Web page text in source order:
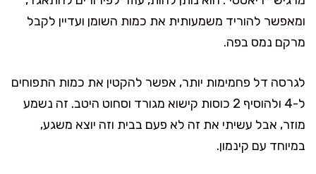
ומאפשר להוריד משמעותית את כמות השומן ועדיין לקבל
מרקם נמס בפה.
לגרסה דל פחמימות יותר, אפשר להקטין את כמות התפוחים
ל-4 ולהוסיף 2 כוסות קישוא מגורד וסחוט היטב. זה נשמע
מוזר, אבל עשיתי את זה לא פעם בבית וזה יוצא משגע,
במיוחד עם קינמון.